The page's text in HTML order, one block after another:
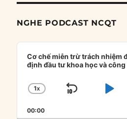
NGHE PODCAST NCQT
Audio
Player
Cơ chế miễn trừ trách nhiệm
định đầu tư khoa học và
CHANGE
RATE
1X
SKIP
00:00